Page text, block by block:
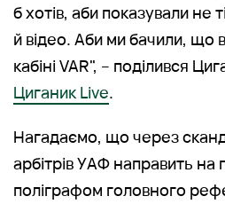
б хотів, аби показували не
й відео. Аби ми бачили, що
кабіні VAR", – поділився
Циганик Live.
Нагадаємо, що через
арбітрів УАФ направить на
поліграфом головного